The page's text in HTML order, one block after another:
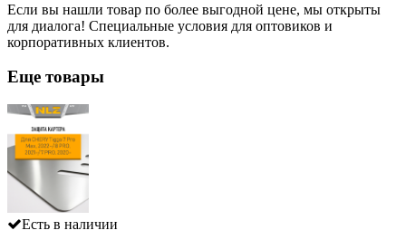
Если вы нашли товар по более выгодной цене, мы открыты
для диалога! Специальные условия для оптовиков и
корпоративных клиентов.
Еще товары
Есть в наличии